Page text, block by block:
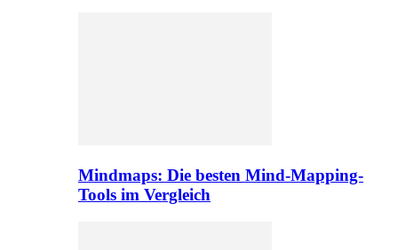
Mindmaps: Die besten Mind-Mapping-
Tools im Vergleich